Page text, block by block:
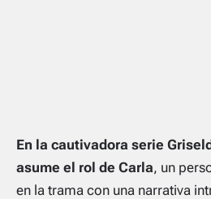
En la cautivadora serie
asume el rol de Carla, un
en la trama con una narrativa